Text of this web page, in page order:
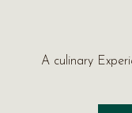
A culinary